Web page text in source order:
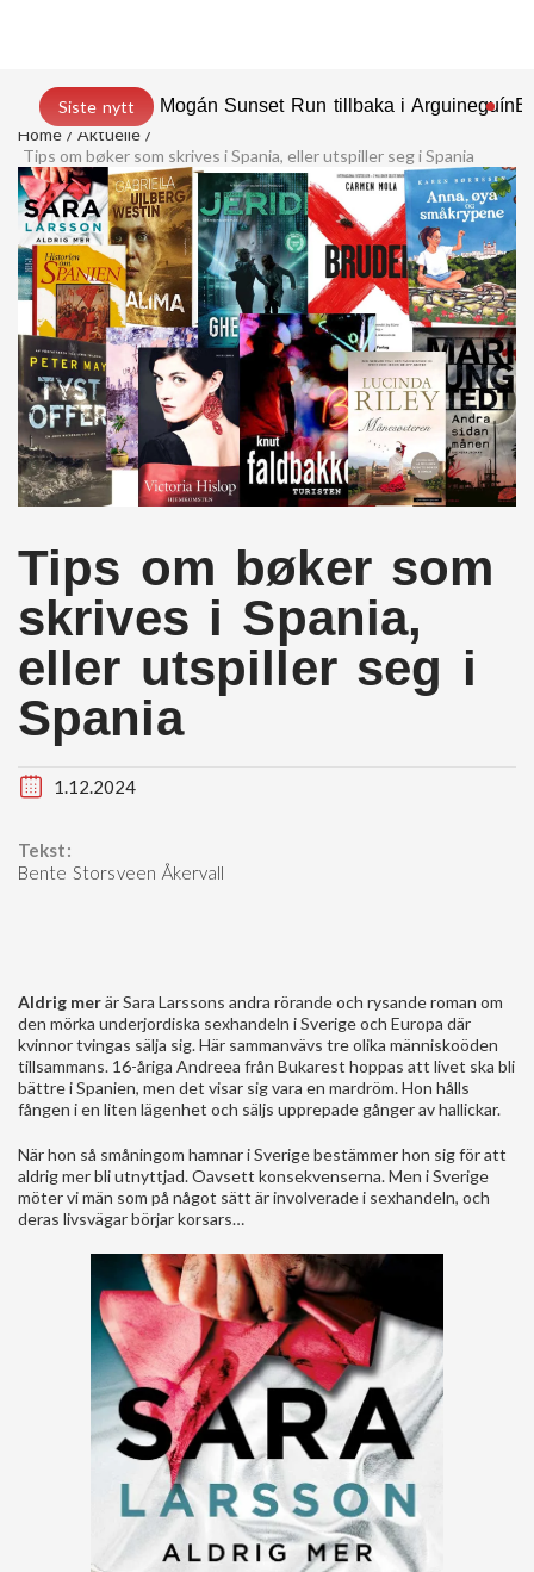
Siste nytt Mogán Sunset Run tillbaka i Arguineguín
Home
Aktuelle
Tips om bøker som skrives i Spania, eller utspiller seg i Spania
Tips om bøker som
skrives i Spania,
eller utspiller seg i
Spania
1.12.2024
Tekst:
Bente Storsveen Åkervall
Aldrig merär Sara Larssons andra rörande och rysande roman om
den mörka underjordiska sexhandeln i Sverige och Europa där
kvinnor tvingas sälja sig. Här sammanvävs tre olika människoöden
tillsammans. 16-åriga Andreea från Bukarest hoppas att livet ska bli
bättre i Spanien, men det visar sig vara en mardröm. Hon hålls
fången i en liten lägenhet och säljs upprepade gånger av hallickar.
När hon så småningom hamnar i Sverige bestämmer hon sig för att
aldrig mer bli utnyttjad. Oavsett konsekvenserna. Men i Sverige
möter vi män som på något sätt är involverade i sexhandeln, och
deras livsvägar börjar korsars…